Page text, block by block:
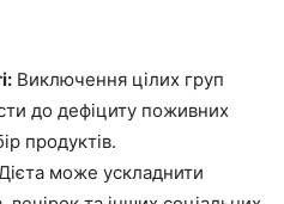
Виключення цілих груп
до дефіциту поживних
продуктів.
може ускладнити